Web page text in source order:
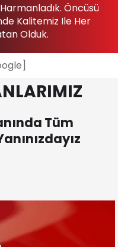
Öncüsü
Kalitemiz Ile Her
Olduk.
Tüm